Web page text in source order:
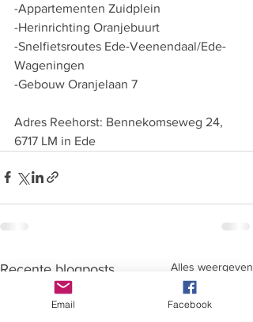
-Appartementen Zuidplein
-Herinrichting Oranjebuurt
-Snelfietsroutes Ede-Veenendaal/Ede-
Wageningen
-Gebouw Oranjelaan 7
Adres Reehorst: Bennekomseweg 24,
6717 LM in Ede
Recente blogposts Alles weergeven
Email Facebook